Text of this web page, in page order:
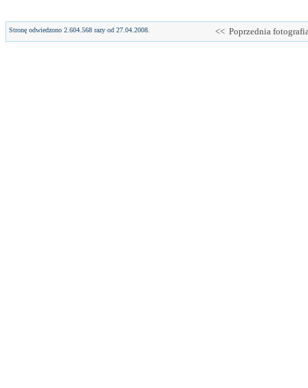
Stronę odwiedzono 2.604.568 razy od 27.04.2008. << Poprzednia